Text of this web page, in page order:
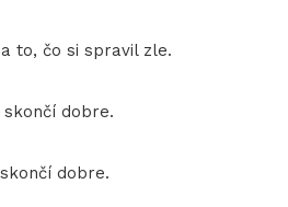
to, čo si spravil zle.
dobre.
dobre.